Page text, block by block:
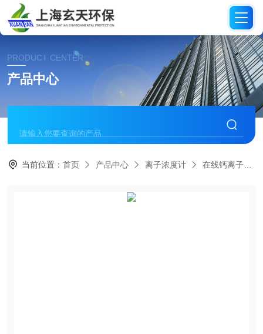
PRODUCT CENTER
产品中心
当前位置：首页 产品中心 离子浓度计 在线钙离子分析仪